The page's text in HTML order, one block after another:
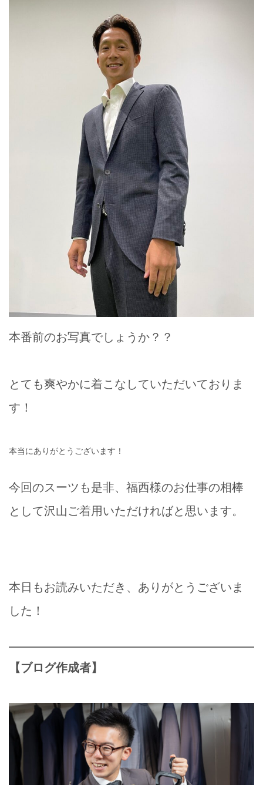
本番前のお写真でしょうか？？
とても爽やかに着こなしていただいておりま
す！
本当にありがとうございます！
今回のスーツも是非、福西様のお仕事の相棒
として沢山ご着用いただければと思います。
本日もお読みいただき、ありがとうございま
した！
【ブログ作成者】